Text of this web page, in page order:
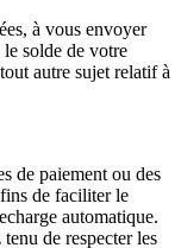
à vous envoyer
solde de votre
autre sujet relatif à
de paiement ou des
de faciliter le
automatique.
de respecter les